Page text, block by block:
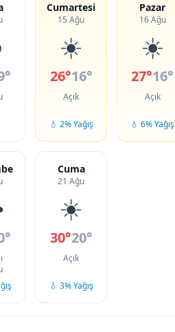
Cumartesi
15 Ağu
☀️
26°16°
Açık
💧 2% Yağış
Pazar
16 Ağu
☀️
27°16°
Açık
💧 6% Yağış
Cuma
21 Ağu
☀️
30°20°
Açık
💧 3% Yağış